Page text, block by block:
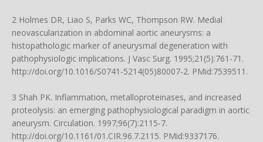
2 Holmes DR, Liao S, Parks WC, Thompson RW. Medial
neovascularization in abdominal aortic aneurysms: a
histopathologic marker of aneurysmal degeneration with
pathophysiologic implications. J Vasc Surg. 1995;21(5):761-71.
http://doi.org/10.1016/S0741-5214(05)80007-2. PMid:7539511.
3 Shah PK. Inflammation, metalloproteinases, and increased
proteolysis: an emerging pathophysiological paradigm in aortic
aneurysm. Circulation. 1997;96(7):2115-7.
http://doi.org/10.1161/01.CIR.96.7.2115. PMid:9337176.